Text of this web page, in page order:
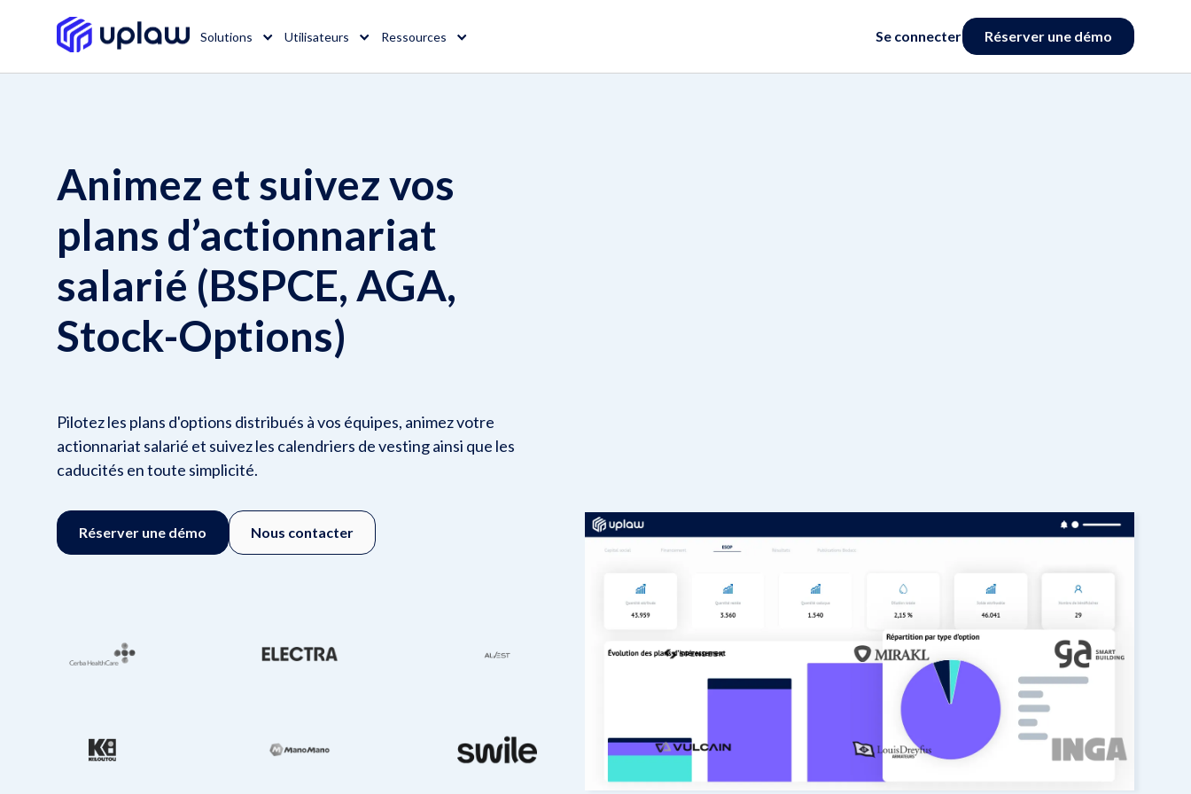
Solutions Utilisateurs Ressources Se connecter Réserver une démo
Animez et suivez vos
plans d’actionnariat
salarié (BSPCE, AGA,
Stock-Options)
Pilotez les plans d'options distribués à vos équipes, animez votre
actionnariat salarié et suivez les calendriers de vesting ainsi que les
caducités en toute simplicité.
Réserver une démo Nous contacter